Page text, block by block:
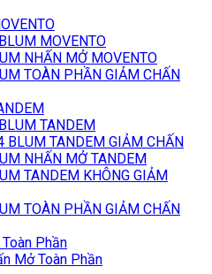
MOVENTO
NHẤN MỞ MOVENTO
TOÀN PHẦN GIẢM CHẤN
TANDEM
BLUM TANDEM GIẢM CHẤN
NHẤN MỞ TANDEM
TANDEM KHÔNG GIẢM
TOÀN PHẦN GIẢM CHẤN
Phần
Mở Toàn Phần